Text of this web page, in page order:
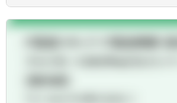
【部署異動について】
■フリーエージェント制
・年に2回上司を通さず
は、互いにチームを組
があります。
■広範囲な取扱業務
一般企業をはじめ、医
と幅広いお客様に対して